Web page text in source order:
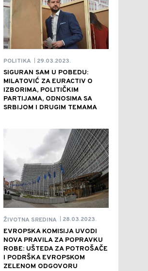
POLITIKA 29.03.2023.
SIGURAN SAM U POBEDU:
MILATOVIĆ ZA EURACTIV O
IZBORIMA, POLITIČKIM
PARTIJAMA, ODNOSIMA SA
SRBIJOM I DRUGIM TEMAMA
ŽIVOTNA SREDINA 28.03.2023.
EVROPSKA KOMISIJA UVODI
NOVA PRAVILA ZA POPRAVKU
ROBE: UŠTEDA ZA POTROŠAČE
I PODRŠKA EVROPSKOM
ZELENOM ODGOVORU